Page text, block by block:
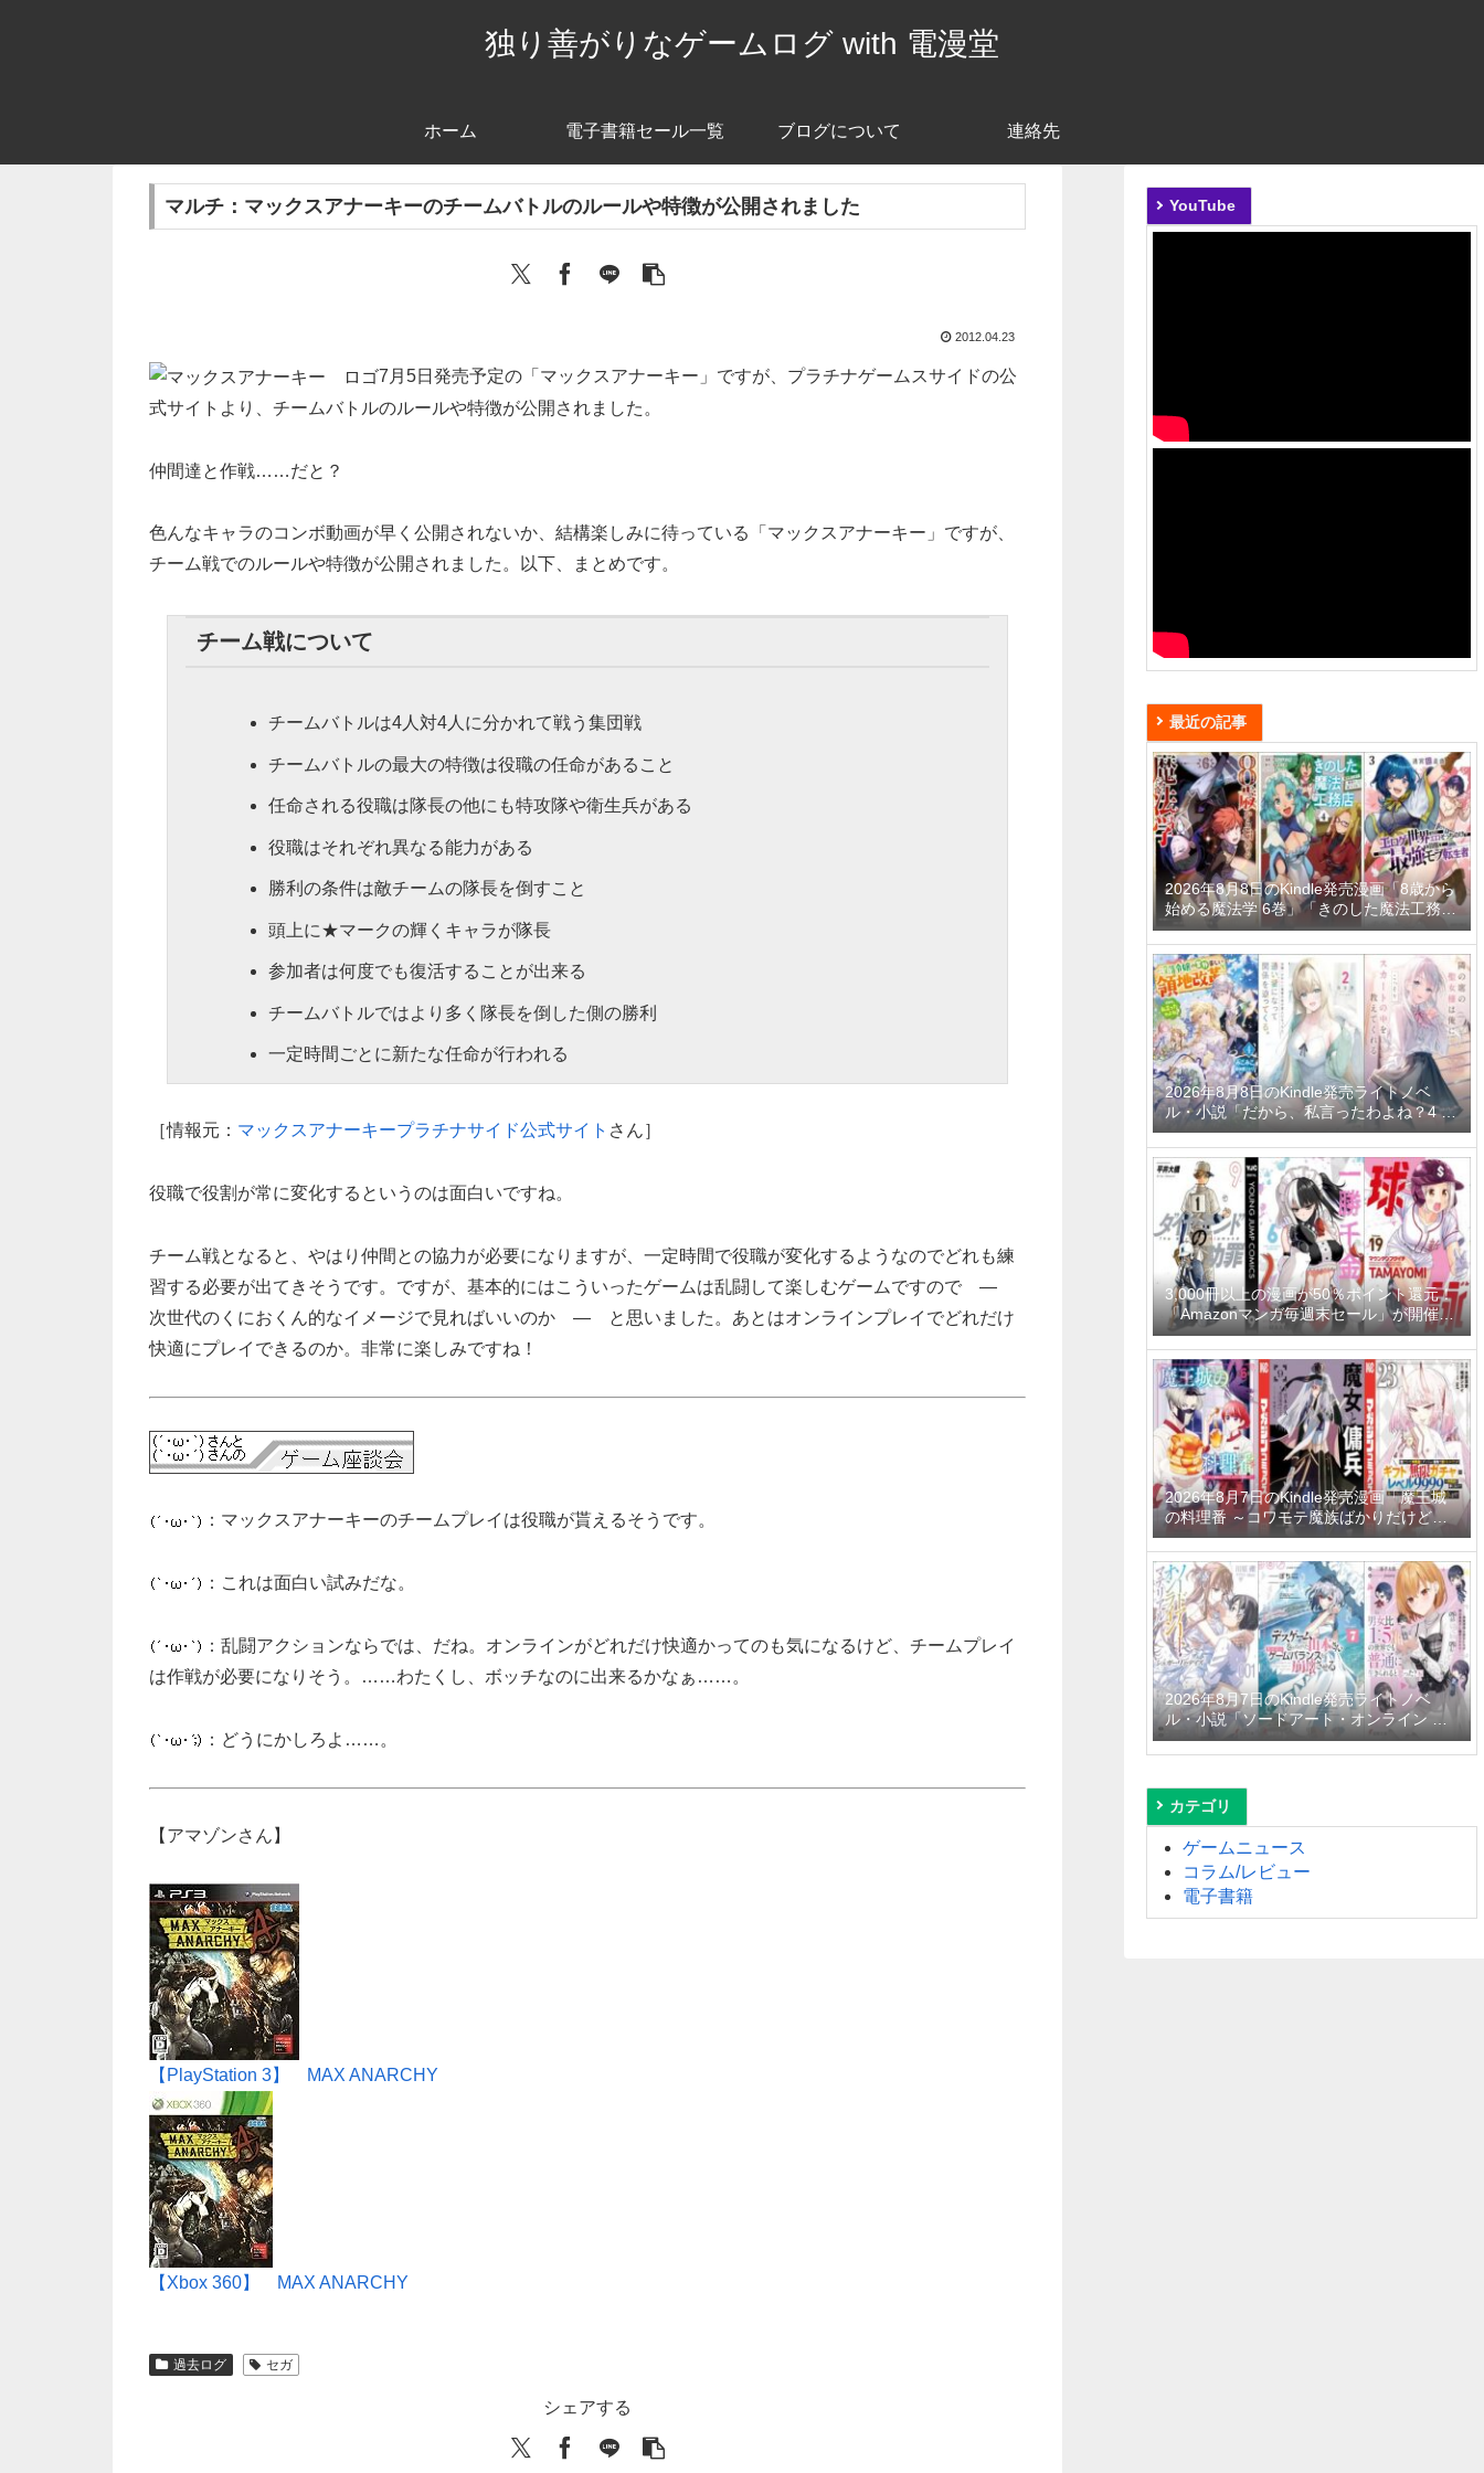
独り善がりなゲームログ with 電漫堂
ホーム 電子書籍セール一覧 ブログについて 連絡先
マルチ：マックスアナーキーのチームバトルのルールや特徴が公開されました
2012.04.23
7月5日発売予定の「マックスアナーキー」ですが、プラチナゲームスサイドの公
式サイトより、チームバトルのルールや特徴が公開されました。
仲間達と作戦……だと？
色んなキャラのコンボ動画が早く公開されないか、結構楽しみに待っている「マックスアナーキー」ですが、
チーム戦でのルールや特徴が公開されました。以下、まとめです。
チーム戦について
チームバトルは4人対4人に分かれて戦う集団戦
チームバトルの最大の特徴は役職の任命があること
任命される役職は隊長の他にも特攻隊や衛生兵がある
役職はそれぞれ異なる能力がある
勝利の条件は敵チームの隊長を倒すこと
頭上に★マークの輝くキャラが隊長
参加者は何度でも復活することが出来る
チームバトルではより多く隊長を倒した側の勝利
一定時間ごとに新たな任命が行われる
［情報元： マックスアナーキープラチナサイド公式サイト さん］
役職で役割が常に変化するというのは面白いですね。
チーム戦となると、やはり仲間との協力が必要になりますが、一定時間で役職が変化するようなのでどれも練
習する必要が出てきそうです。ですが、基本的にはこういったゲームは乱闘して楽しむゲームですので ―
次世代のくにおくん的なイメージで見ればいいのか ― と思いました。あとはオンラインプレイでどれだけ
快適にプレイできるのか。非常に楽しみですね！
：マックスアナーキーのチームプレイは役職が貰えるそうです。
：これは面白い試みだな。
：乱闘アクションならでは、だね。オンラインがどれだけ快適かってのも気になるけど、チームプレイ
は作戦が必要になりそう。……わたくし、ボッチなのに出来るかなぁ……。
：どうにかしろよ……。
【アマゾンさん】
【PlayStation 3】 MAX ANARCHY
【Xbox 360】 MAX ANARCHY
過去ログ セガ
シェアする
YouTube
最近の記事
2026年8月8日のKindle発売漫画「8歳から
始める魔法学 6巻」「きのした魔法工務店
異世界工法で最強の家づくりを 4巻」「迷
宮狂走曲 3 ～エロゲ世界なのにエロそっ
ちのけでひたすら最強を目指すモブ転生者
～」など
2026年8月8日のKindle発売ライトノベ
ル・小説「だから、私言ったわよね？4 ～
没落令嬢の案外楽しい領地改革～」「学園
一かわいい後輩の命の恩人になったら、通
い妻になって関係を迫ってくる。 2巻」
「隣の席の聖女様は俺にこっそりスカート
の中を教えてくれる」など
3,000冊以上の漫画が50％ポイント還元！
「Amazonマンガ毎週末セール」が開催
中、終了予定日は8月9日！
2026年8月7日のKindle発売漫画「魔王城
の料理番 ～コワモテ魔族ばかりだけど、
ホワイトな職場です～ 6巻」「魔女と傭兵
9巻」「信じていた仲間達にダンジョン奥
地で殺されかけたがギフト『無限ガチャ』
でレベル9999の仲間達を手に入れて元パ
ーティーメンバーと世界に復讐＆『ざま
ぁ！』します！ 23巻」など
2026年8月7日のKindle発売ライトノベ
ル・小説「ソードアート・オンライン マ
テリアル1 シュガーリィ・デイズ」「デス
ゲームに巻き込まれた山本さん、気ままに
比1：5の世界でも普通に生きられると思
った？6 ～激重感情な彼女たちが無自覚男
子に翻弄されたら～」など
カテゴリ
ゲームニュース
コラム/レビュー
電子書籍